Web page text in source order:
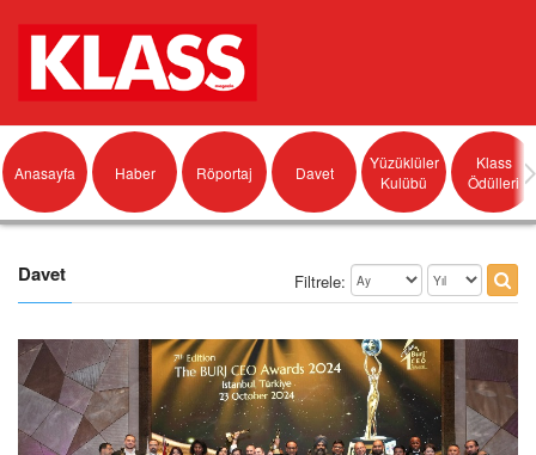
Anasayfa Haber Röportaj Davet
Yüzüklüler
Kulübü
Klass
Ödülleri
Davet Filtrele: